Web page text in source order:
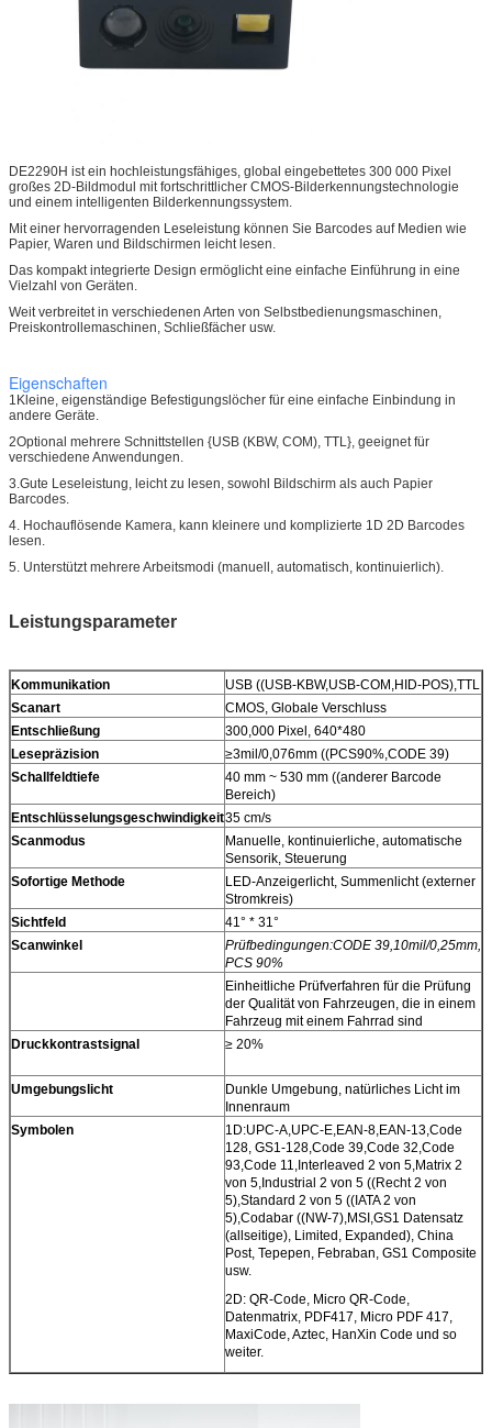
DE2290H ist ein hochleistungsfähiges, global eingebettetes 300 000 Pixel
großes 2D-Bildmodul mit fortschrittlicher CMOS-Bilderkennungstechnologie
und einem intelligenten Bilderkennungssystem.
Mit einer hervorragenden Leseleistung können Sie Barcodes auf Medien wie
Papier, Waren und Bildschirmen leicht lesen.
Das kompakt integrierte Design ermöglicht eine einfache Einführung in eine
Vielzahl von Geräten.
Weit verbreitet in verschiedenen Arten von Selbstbedienungsmaschinen,
Preiskontrollemaschinen, Schließfächer usw.
Eigenschaften
1Kleine, eigenständige Befestigungslöcher für eine einfache Einbindung in
andere Geräte.
2Optional mehrere Schnittstellen {USB (KBW, COM), TTL}, geeignet für
verschiedene Anwendungen.
3.Gute Leseleistung, leicht zu lesen, sowohl Bildschirm als auch Papier
Barcodes.
4. Hochauflösende Kamera, kann kleinere und komplizierte 1D 2D Barcodes
lesen.
5. Unterstützt mehrere Arbeitsmodi (manuell, automatisch, kontinuierlich).
Leistungsparameter
Kommunikation
USB ((USB-KBW,USB-COM,HID-POS),TTL
Scanart
CMOS, Globale Verschluss
Entschließung
300,000 Pixel, 640*480
Lesepräzision
≥3mil/0,076mm ((PCS90%,CODE 39)
Schallfeldtiefe
40 mm ~ 530 mm ((anderer Barcode
Bereich)
Entschlüsselungsgeschwindigkeit35 cm/s
Scanmodus
Manuelle, kontinuierliche, automatische
Sensorik, Steuerung
Sofortige Methode
LED-Anzeigerlicht, Summenlicht (externer
Stromkreis)
Sichtfeld
41° * 31°
Scanwinkel
Prüfbedingungen:CODE 39,10mil/0,25mm,
PCS 90%
Einheitliche Prüfverfahren für die Prüfung
der Qualität von Fahrzeugen, die in einem
Fahrzeug mit einem Fahrrad sind
Druckkontrastsignal
≥ 20%
Umgebungslicht
Dunkle Umgebung, natürliches Licht im
Innenraum
Symbolen
1D:UPC-A,UPC-E,EAN-8,EAN-13,Code
128, GS1-128,Code 39,Code 32,Code
93,Code 11,Interleaved 2 von 5,Matrix 2
von 5,Industrial 2 von 5 ((Recht 2 von
5),Standard 2 von 5 ((IATA 2 von
5),Codabar ((NW-7),MSI,GS1 Datensatz
(allseitige), Limited, Expanded), China
Post, Tepepen, Febraban, GS1 Composite
usw.
2D: QR-Code, Micro QR-Code,
Datenmatrix, PDF417, Micro PDF 417,
MaxiCode, Aztec, HanXin Code und so
weiter.